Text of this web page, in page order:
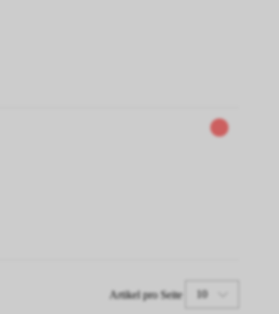
Artikel pro Seite 10